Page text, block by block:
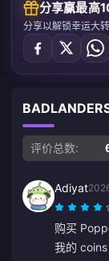
分享赢最高
分享以解锁幸运大转
评价总数:
Adiyat
购买
我的